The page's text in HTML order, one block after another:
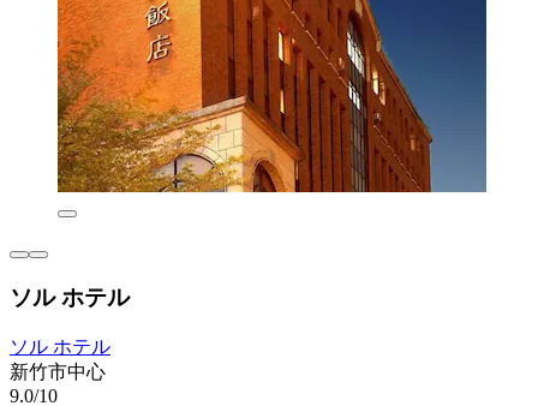
ソル ホテル
ソル ホテル
新竹市中心
9.0/10